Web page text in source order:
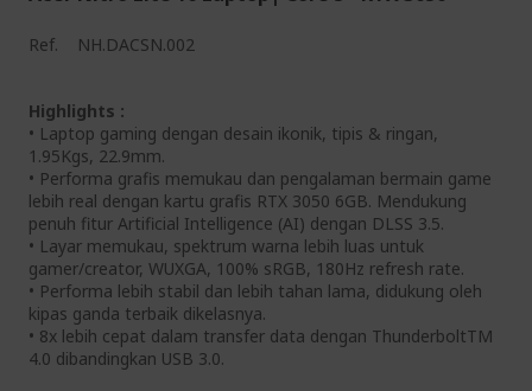
Ref. NH.DACSN.002
Highlights :
• Laptop gaming dengan desain ikonik, tipis & ringan,
1.95Kgs, 22.9mm.
• Performa grafis memukau dan pengalaman bermain game
lebih real dengan kartu grafis RTX 3050 6GB. Mendukung
penuh fitur Artificial Intelligence (AI) dengan DLSS 3.5.
• Layar memukau, spektrum warna lebih luas untuk
gamer/creator, WUXGA, 100% sRGB, 180Hz refresh rate.
• Performa lebih stabil dan lebih tahan lama, didukung oleh
kipas ganda terbaik dikelasnya.
• 8x lebih cepat dalam transfer data dengan ThunderboltTM
4.0 dibandingkan USB 3.0.